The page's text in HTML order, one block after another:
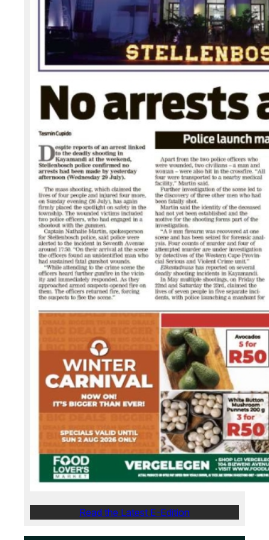
Read the Latest E-Edition